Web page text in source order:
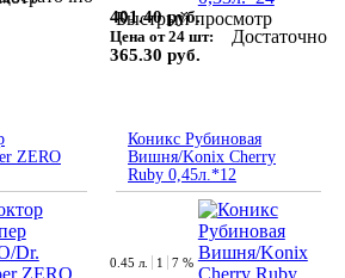
Быстрый просмотр
401.40 руб.
Цена от 24 шт:
365.30 руб.
Достаточно
ZERO
Коникс Рубиновая
Вишня/Konix Cherry
Ruby 0,45л.*12
0.45 л. 1 7 %